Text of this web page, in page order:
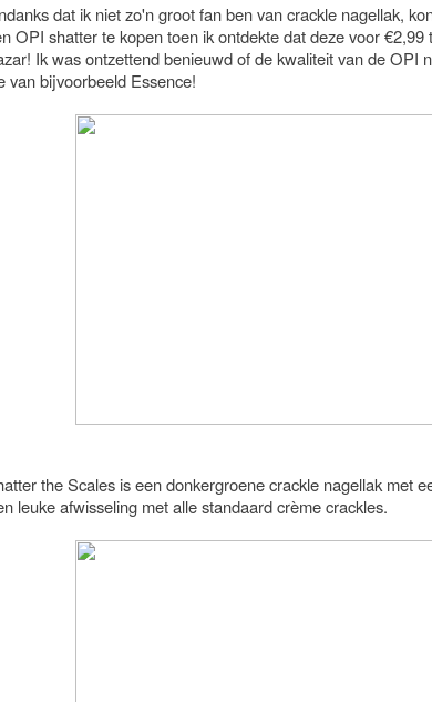
dat ik niet zo'n groot fan ben van crackle nagellak,
OPI shatter te kopen toen ik ontdekte dat deze voor
Ik was ontzettend benieuwd of de kwaliteit van de OPI
van bijvoorbeeld Essence!
the Scales is een donkergroene crackle nagellak met
leuke afwisseling met alle standaard crème crackles.